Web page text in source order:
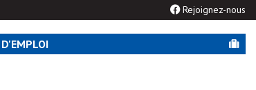
Rejoignez-nous
D'EMPLOI